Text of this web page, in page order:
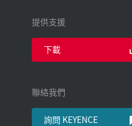
提供支援
下載
聯絡我們
詢問 KEYENCE